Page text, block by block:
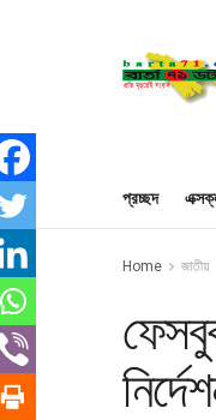
প্রচ্ছদ
Home জাতীয়